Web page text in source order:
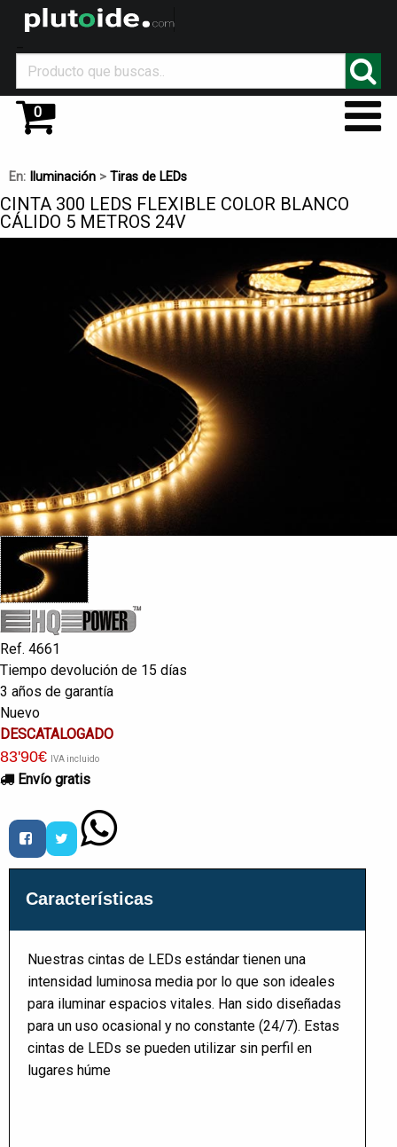
0
En: Iluminación > Tiras de LEDs
CINTA 300 LEDS FLEXIBLE COLOR BLANCO
CÁLIDO 5 METROS 24V
Ref. 4661
Tiempo devolución de 15 días
3 años de garantía
Nuevo
DESCATALOGADO
83'90€ IVA incluido
Envío gratis
Características
Nuestras cintas de LEDs estándar tienen una
intensidad luminosa media por lo que son ideales
para iluminar espacios vitales. Han sido diseñadas
para un uso ocasional y no constante (24/7). Estas
cintas de LEDs se pueden utilizar sin perfil en
lugares húme